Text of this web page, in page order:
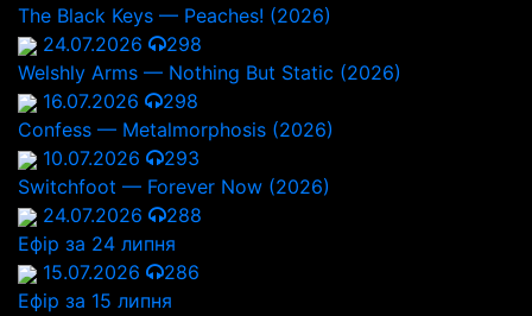
The Black Keys — Peaches! (2026)
24.07.2026
298
Welshly Arms — Nothing But Static (2026)
16.07.2026
298
Confess — Metalmorphosis (2026)
10.07.2026
293
Switchfoot — Forever Now (2026)
24.07.2026
288
Ефір за 24 липня
15.07.2026
286
Ефір за 15 липня